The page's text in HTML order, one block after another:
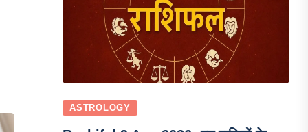
ASTROLOGY